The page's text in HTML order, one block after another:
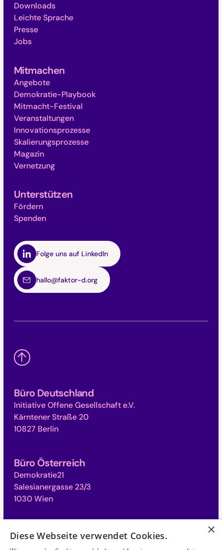
Folge uns auf LinkedIn
hallo@faktor-d.org
Downloads
Leichte Sprache
Presse
Jobs
Mitmachen
Angebote
Demokratie-Playbook
Mitmacht-Festival
Veranstaltungen
Innovationsprozesse
Skalierungsprozesse
Magazin
Vernetzung
Unterstützen
Fördern
Spenden
Büro Deutschland
Initiative Offene Gesellschaft e.V.
Kärntener Straße 20
10827 Berlin
Büro Österreich
Demokratie21
Salesianergasse 23/3
1030 Wien
Büro Schweiz ×
Diese Webseite verwendet Cookies.